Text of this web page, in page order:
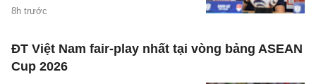
8h trước
vào bán kết ASEAN Cup 2026, mà còn
nhất khu vực.
ĐT Việt Nam fair-play nhất tại vòng bảng ASEAN
Cup 2026